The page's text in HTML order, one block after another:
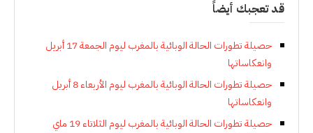
قد تعجبك أيضاً
حصيلة تطورات الحالة الوبائية بالمغرب ليوم الجمعة 17 أبريل
وانعكاساتها
حصيلة تطورات الحالة الوبائية بالمغرب ليوم الأربعاء 8 أبريل
وانعكاساتها
حصيلة تطورات الحالة الوبائية بالمغرب ليوم الثلاتاء 19 ماي